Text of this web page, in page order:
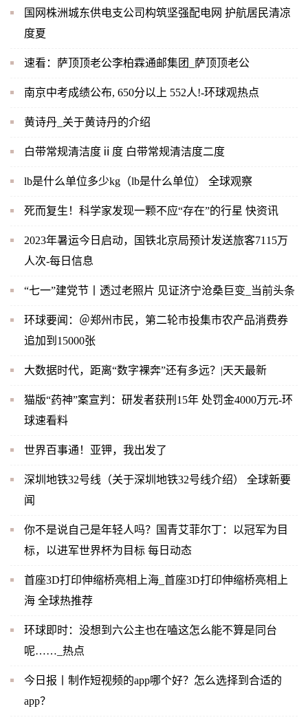
国网株洲城东供电支公司构筑坚强配电网 护航居民清凉
度夏
速看：萨顶顶老公李柏霖通邮集团_萨顶顶老公
南京中考成绩公布, 650分以上 552人!-环球观热点
黄诗丹_关于黄诗丹的介绍
白带常规清洁度ⅱ度 白带常规清洁度二度
lb是什么单位多少kg（lb是什么单位） 全球观察
死而复生！科学家发现一颗不应“存在”的行星 快资讯
2023年暑运今日启动，国铁北京局预计发送旅客7115万
人次-每日信息
“七一”建党节丨透过老照片 见证济宁沧桑巨变_当前头条
环球要闻：＠郑州市民，第二轮市投集市农产品消费券
追加到15000张
大数据时代，距离“数字裸奔”还有多远？|天天最新
猫版“药神”案宣判：研发者获刑15年 处罚金4000万元-环
球速看料
世界百事通！亚钾，我出发了
深圳地铁32号线（关于深圳地铁32号线介绍） 全球新要
闻
你不是说自己是年轻人吗？国青艾菲尔丁：以冠军为目
标，以进军世界杯为目标 每日动态
首座3D打印伸缩桥亮相上海_首座3D打印伸缩桥亮相上
海 全球热推荐
环球即时：没想到六公主也在嗑这怎么能不算是同台
呢……_热点
今日报丨制作短视频的app哪个好？怎么选择到合适的
app？